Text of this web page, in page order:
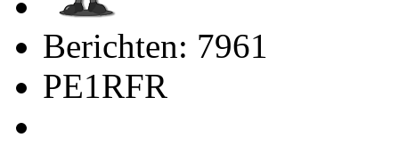
Berichten: 7961
PE1RFR